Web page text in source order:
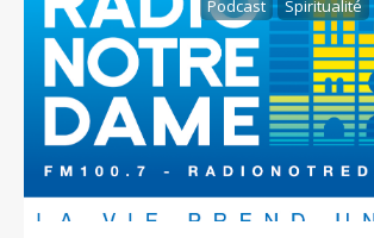
Podcast Spiritualité